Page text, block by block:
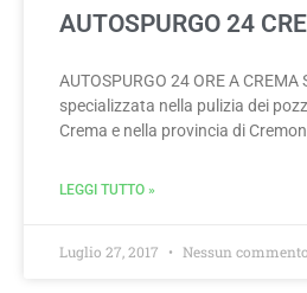
AUTOSPURGO 24
AUTOSPURGO 24 ORE A
specializzata nella pulizia dei
Crema e nella provincia di
LEGGI TUTTO »
Luglio 27, 2017 Nessun commento